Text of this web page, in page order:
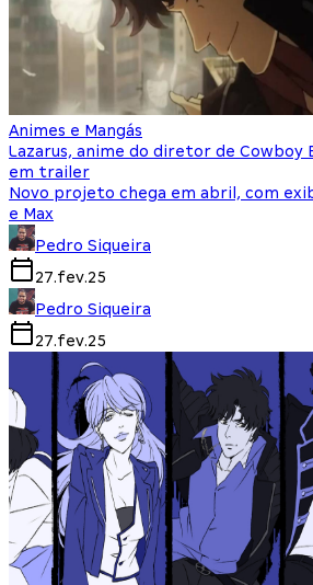
Animes e Mangás
Lazarus, anime do diretor de Cowboy
em trailer
Novo projeto chega em abril, com
e Max
Pedro Siqueira
27.fev.25
Pedro Siqueira
27.fev.25